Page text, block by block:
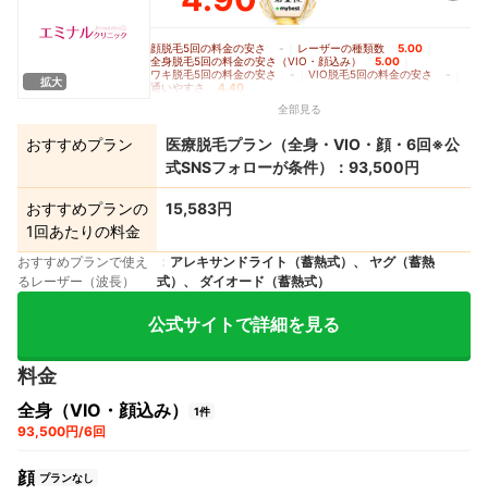
拡大
顔脱毛5回の料金の安さ - レーザーの種類数 5.00
全身脱毛5回の料金の安さ（VIO・顔込み） 5.00
ワキ脱毛5回の料金の安さ - VIO脱毛5回の料金の安さ -
通いやすさ
4.40
全部見る
おすすめプラン
医療脱毛プラン（全身・VIO・顔・6回※公
式SNSフォローが条件）：93,500円
おすすめプランの
1回あたりの料金
15,583円
おすすめプランで使え
るレーザー（波長）
アレキサンドライト（蓄熱式）、 ヤグ（蓄熱
式）、 ダイオード（蓄熱式）
公式サイトで詳細を見る
料金
全身（VIO・顔込み） 1件
93,500円/6回
顔 プランなし